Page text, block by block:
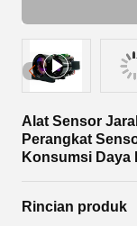
Alat Sensor
Perangkat
Konsumsi Daya
Rincian produk